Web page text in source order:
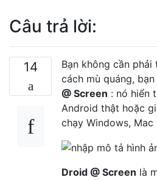
Câu trả lời:
14
Bạn không cần
cách mù quáng,
@ Screen : nó hiển
Android thật hoặc
chạy Windows, Mac
Droid @ Screen là